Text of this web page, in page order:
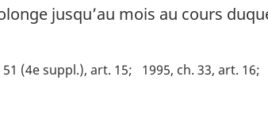
jusqu’au mois au cours
(4e suppl.), art. 15 1995, ch. 33, art. 16